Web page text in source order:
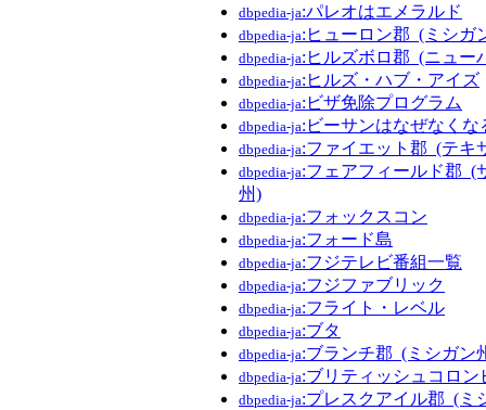
dbpedia-ja:パレオはエメラルド
dbpedia-ja:ヒューロン郡_(ミシガ
dbpedia-ja:ヒルズボロ郡_(ニュー
dbpedia-ja:ヒルズ・ハブ・アイズ
dbpedia-ja:ビザ免除プログラム
dbpedia-ja:ビーサンはなぜなくな
dbpedia-ja:ファイエット郡_(テキ
dbpedia-ja:フェアフィールド郡_(
州)
dbpedia-ja:フォックスコン
dbpedia-ja:フォード島
dbpedia-ja:フジテレビ番組一覧
dbpedia-ja:フジファブリック
dbpedia-ja:フライト・レベル
dbpedia-ja:ブタ
dbpedia-ja:ブランチ郡_(ミシガン
dbpedia-ja:ブリティッシュコロン
dbpedia-ja:プレスクアイル郡_(ミ